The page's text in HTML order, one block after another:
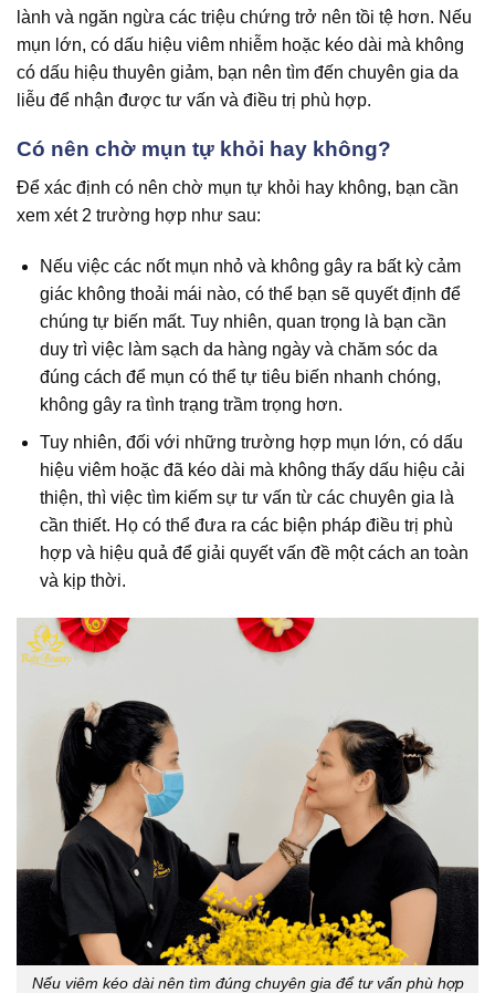
lành và ngăn ngừa các triệu chứng trở nên tồi tệ hơn. Nếu
mụn lớn, có dấu hiệu viêm nhiễm hoặc kéo dài mà không
có dấu hiệu thuyên giảm, bạn nên tìm đến chuyên gia da
liễu để nhận được tư vấn và điều trị phù hợp.
Có nên chờ mụn tự khỏi hay không?
Để xác định có nên chờ mụn tự khỏi hay không, bạn cần
xem xét 2 trường hợp như sau:
Nếu việc các nốt mụn nhỏ và không gây ra bất kỳ cảm
giác không thoải mái nào, có thể bạn sẽ quyết định để
chúng tự biến mất. Tuy nhiên, quan trọng là bạn cần
duy trì việc làm sạch da hàng ngày và chăm sóc da
đúng cách để mụn có thể tự tiêu biến nhanh chóng,
không gây ra tình trạng trầm trọng hơn.
Tuy nhiên, đối với những trường hợp mụn lớn, có dấu
hiệu viêm hoặc đã kéo dài mà không thấy dấu hiệu cải
thiện, thì việc tìm kiếm sự tư vấn từ các chuyên gia là
cần thiết. Họ có thể đưa ra các biện pháp điều trị phù
hợp và hiệu quả để giải quyết vấn đề một cách an toàn
và kịp thời.
Nếu viêm kéo dài nên tìm đúng chuyên gia để tư vấn phù hợp